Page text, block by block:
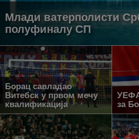
Млади ватерполисти
полуфиналу СП
Борац савладао
Витебск у првом мечу
квалификација
за